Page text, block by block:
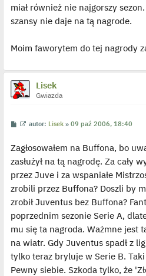
t
miał również nie najgorszy
szansy nie daje na tą nagrode.
Moim faworytem do tej nagrody
Lisek
Gwiazda
P
t
W
w
e
l
p
o
j
e
d
n
z
y
p
o
autor: Lisek »09 paź 2006, 18:40
Zagłosowałem na Buffona, bo
zasłużył na tą nagrodę. Za cały
przez Juve i za wspaniałe
zrobili przez Buffona? Doszli by
zrobił Juventus bez Buffona?
poprzednim sezonie Serie A,
mu się ta nagroda. Ważmne jest
na wiatr. Gdy Juventus spadł z
tylko teraz bryluje w Serie B.
Pewny siebie. Szkoda tylko, że